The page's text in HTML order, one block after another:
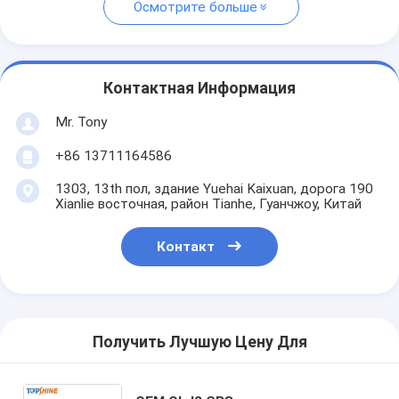
Осмотрите больше
Контактная Информация
Mr. Tony
+86 13711164586
1303, 13th пол, здание Yuehai Kaixuan, дорога 190
Xianlie восточная, район Tianhe, Гуанчжоу, Китай
Контакт
Получить Лучшую Цену Для